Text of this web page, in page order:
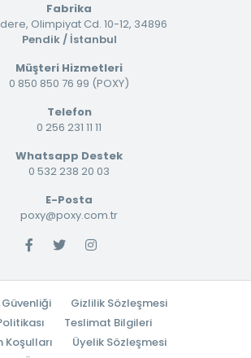
Fabrika
Olimpiyat Cd. 10-12, 34896
Pendik / İstanbul
Müşteri Hizmetleri
0 850 850 76 99 (POXY)
Telefon
0 256 231 11 11
Whatsapp Destek
0 532 238 20 03
E-Posta
poxy@poxy.com.tr
Güvenliği
Gizlilik Sözleşmesi
Teslimat Bilgileri
Koşulları
Üyelik Sözleşmesi